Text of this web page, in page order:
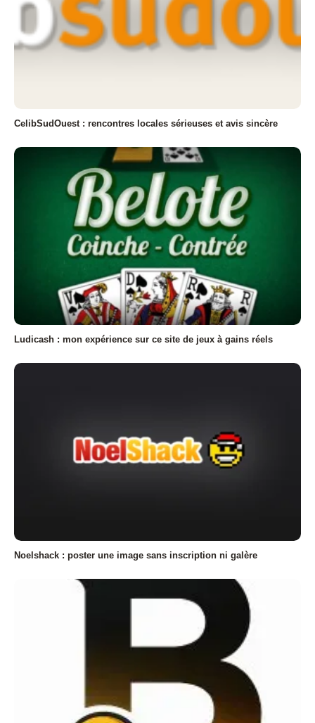
CelibSudOuest : rencontres locales sérieuses et avis sincère
Ludicash : mon expérience sur ce site de jeux à gains réels
Noelshack : poster une image sans inscription ni galère